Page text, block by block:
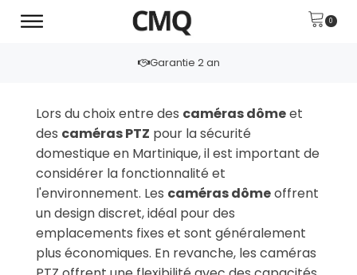
Garantie 2 an
Lors du choix entre des caméras dômeet
des caméras PTZ pour la sécurité
domestique en Martinique, il est important de
considérer la fonctionnalité et
l'environnement. Les caméras dômeoffrent
un design discret, idéal pour des
emplacements fixes et sont généralement
plus économiques. En revanche, les caméras